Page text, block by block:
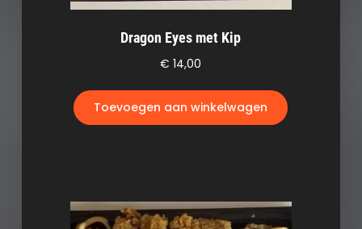
Dragon Eyes met Kip
€ 14,00
Toevoegen aan winkelwagen